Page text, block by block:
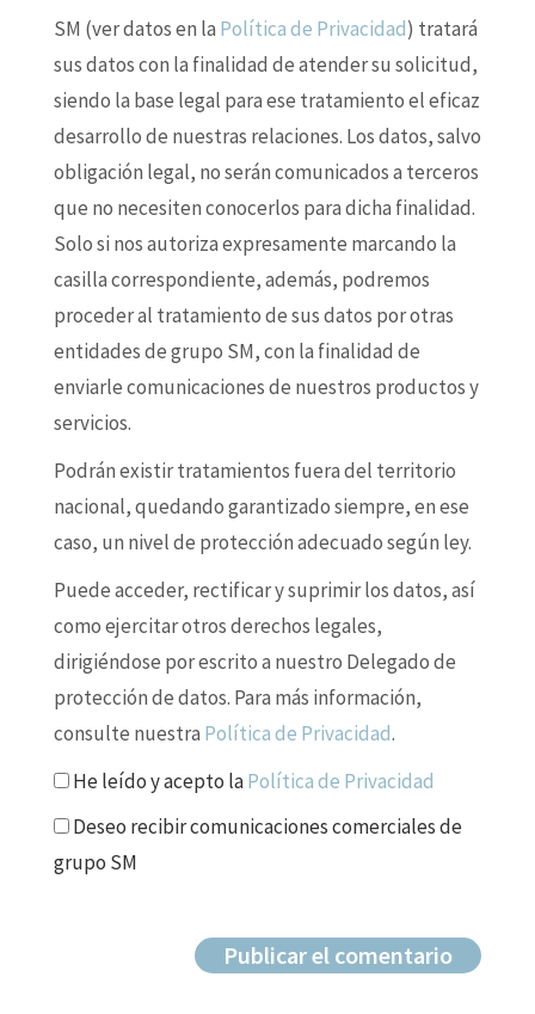
SM (ver datos en la Política de Privacidad) tratará
sus datos con la finalidad de atender su solicitud,
siendo la base legal para ese tratamiento el eficaz
desarrollo de nuestras relaciones. Los datos, salvo
obligación legal, no serán comunicados a terceros
que no necesiten conocerlos para dicha finalidad.
Solo si nos autoriza expresamente marcando la
casilla correspondiente, además, podremos
proceder al tratamiento de sus datos por otras
entidades de grupo SM, con la finalidad de
enviarle comunicaciones de nuestros productos y
servicios.
Podrán existir tratamientos fuera del territorio
nacional, quedando garantizado siempre, en ese
caso, un nivel de protección adecuado según ley.
Puede acceder, rectificar y suprimir los datos, así
como ejercitar otros derechos legales,
dirigiéndose por escrito a nuestro Delegado de
protección de datos. Para más información,
consulte nuestra Política de Privacidad.
He leído y acepto laPolítica de Privacidad
Deseo recibir comunicaciones comerciales de
grupo SM